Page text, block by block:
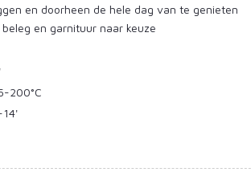
en doorheen de hele dag van te genieten
en garnituur naar keuze
200°C
14'